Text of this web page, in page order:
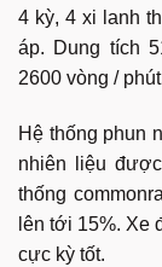
4 kỳ, 4 xi lanh
áp. Dung tích
2600 vòng /
Hệ thống phun
nhiên liệu
thống
lên tới 15%. Xe
cực kỳ tốt.